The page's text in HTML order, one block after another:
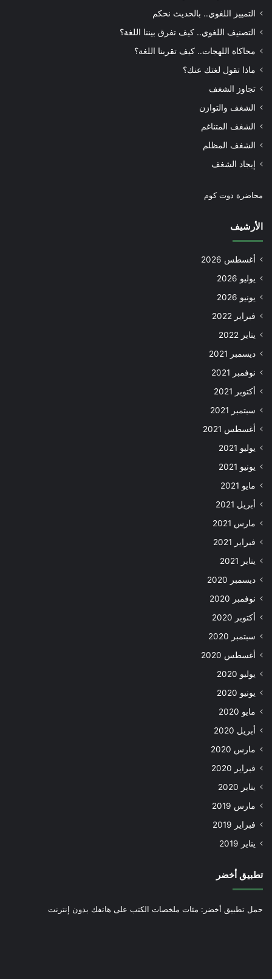
التمييز اللغوي.. بالحديث نحكم
التصنيف اللغوي.. كيف تفرق بيننا اللغة؟
محاكاة اللهجات.. كيف تقربنا اللغة؟
ماذا تقول لغتك عنك؟
تجاوز الشغف
الشغف والتوازن
الشغف المتناغم
الشغف المظلم
إيجاد الشغف
محاضرة دوت كوم
الأرشيف
أغسطس 2026
يوليو 2026
يونيو 2026
فبراير 2022
يناير 2022
ديسمبر 2021
نوفمبر 2021
أكتوبر 2021
سبتمبر 2021
أغسطس 2021
يوليو 2021
يونيو 2021
مايو 2021
أبريل 2021
مارس 2021
فبراير 2021
يناير 2021
ديسمبر 2020
نوفمبر 2020
أكتوبر 2020
سبتمبر 2020
أغسطس 2020
يوليو 2020
يونيو 2020
مايو 2020
أبريل 2020
مارس 2020
فبراير 2020
يناير 2020
مارس 2019
فبراير 2019
يناير 2019
تطبيق أخضر
حمل تطبيق أخضر: مئات ملخصات الكتب على هاتفك بدون إنترنت